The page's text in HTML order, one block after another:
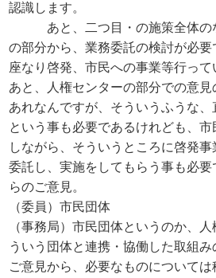
認識します。
あと、二つ目・の施策全体の
の部分から、業務委託の検討が必
座なり啓発、市民への事業等行って
あと、人権センターの部分での意見
あれなんですが、そういうふうな
という事も必要であるけれども、
しながら、そういうところに啓発
委託し、実施をしてもらう事も必
らのご意見。
（委員）市民団体
（事務局）市民団体というのか、
ういう団体と連携・協働した取組
ご意見から、必要なものについて